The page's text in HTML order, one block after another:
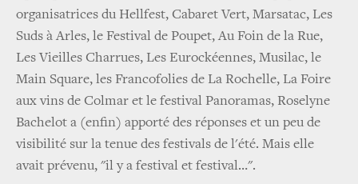
organisatrices du Hellfest, Cabaret Vert, Marsatac, Les
Suds à Arles, le Festival de Poupet, Au Foin de la Rue,
Les Vieilles Charrues, Les Eurockéennes, Musilac, le
Main Square, les Francofolies de La Rochelle, La Foire
aux vins de Colmar et le festival Panoramas, Roselyne
Bachelot a (enfin) apporté des réponses et un peu de
visibilité sur la tenue des festivals de l'été. Mais elle
avait prévenu, "il y a festival et festival…".